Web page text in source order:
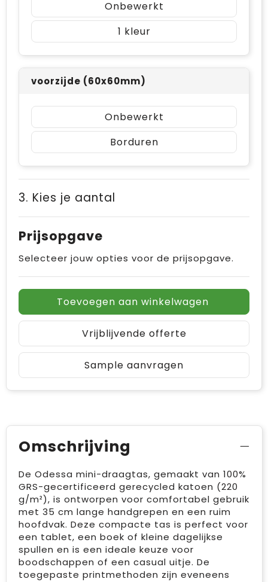
Onbewerkt
1
voorzijde (60x60mm)
Onbewerkt
Borduren
3. Kies je aantal
Prijsopgave
Selecteer jouw opties voor de prijsopgave.
Toevoegen aan winkelwagen
Vrijblijvende offerte
Sample aanvragen
Omschrijving
De Odessa mini-draagtas, gemaakt van 100%
GRS-gecertificeerd gerecycled katoen (220
g/m²), is ontworpen voor comfortabel gebruik
met 35 cm lange handgrepen en een ruim
hoofdvak. Deze compacte tas is perfect voor
een tablet, een boek of kleine dagelijkse
spullen en is een ideale keuze voor
boodschappen of een casual uitje. De
toegepaste printmethoden zijn eveneens